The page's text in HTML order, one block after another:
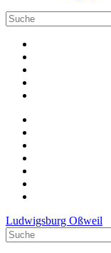
Ludwigsburg Oßweil